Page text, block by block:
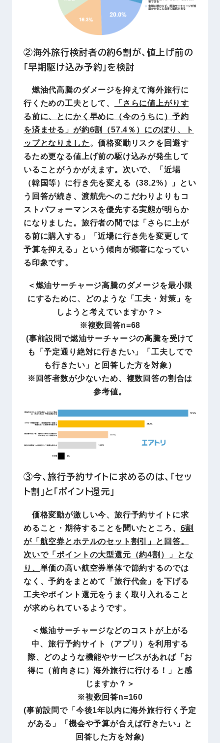
②海外旅行検討者の約6割が、値上げ前の
「早期駆け込み予約」を検討
燃油代高騰のダメージを抑えて海外旅行に
行くための工夫として、
「さらに値上がりす
る前に、とにかく早めに（今のうちに）予約
を済ませる」が約6割（57.4％）にのぼり、ト
ップとなりました。価格変動リスクを回避す
るため更なる値上げ前の駆け込みが発生して
いることがうかがえます。次いで、「近場
（韓国等）に行き先を変える（38.2%）」とい
う回答が続き、渡航先へのこだわりよりもコ
ストパフォーマンスを優先する実態が明らか
になりました。旅行者の間では「さらに上が
る前に購入する」「近場に行き先を変更して
予算を抑える」という傾向が顕著になってい
る印象です。
＜燃油サーチャージ高騰のダメージを最小限
にするために、どのような「工夫・対策」を
しようと考えていますか？＞
※複数回答n=68
(事前設問で燃油サーチャージの高騰を受けて
も「予定通り絶対に行きたい」「工夫してで
も行きたい」と回答した方を対象）
※回答者数が少ないため、複数回答の割合は
参考値。
③今、旅行予約サイトに求めるのは、「セッ
ト割」と「ポイント還元」
価格変動が激しい今、旅行予約サイトに求
めること・期待することを聞いたところ、 6割
が「航空券とホテルのセット割引」と回答。
次いで「ポイントの大型還元（約4割）」とな
り、 単価の高い航空券単体で節約するのでは
なく、予約をまとめて「旅行代金」を下げる
工夫やポイント還元をうまく取り入れること
が求められているようです。
＜燃油サーチャージなどのコストが上がる
中、旅行予約サイト（アプリ）を利用する
際、どのような機能やサービスがあれば「お
得に（前向きに）海外旅行に行ける！」と感
じますか？＞
※複数回答n=160
(事前設問で「今後1年以内に海外旅行行く予定
がある」「機会や予算が合えば行きたい」と
回答した方を対象)